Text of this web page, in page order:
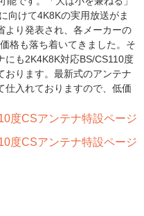
向けて4K8Kの実用放送がま
より発表され、各メーカーの
格も落ち着いてきました。そ
にも2K4K8K対応BS/CS110度
おります。最新式のアンテナ
仕入れておりますので、低価
度CSアンテナ特設ページ
度CSアンテナ特設ページ